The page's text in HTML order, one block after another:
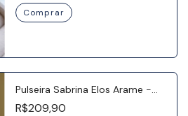
Pulseira Sabrina Elos Arame -
Banho Ouro 18k
R$209,90